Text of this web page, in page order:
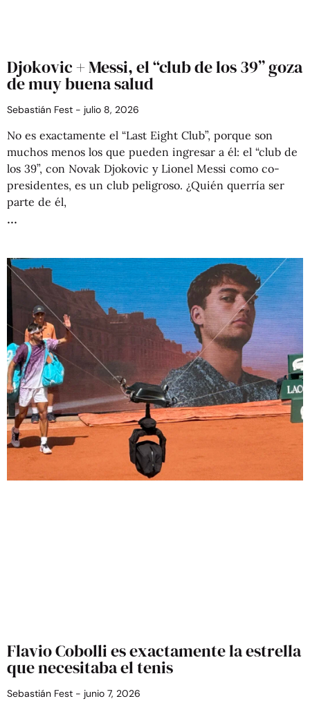
Djokovic + Messi, el “club de los 39” goza
de muy buena salud
Sebastián Fest julio 8, 2026
No es exactamente el “Last Eight Club”, porque son
muchos menos los que pueden ingresar a él: el “club de
los 39”, con Novak Djokovic y Lionel Messi como co-
presidentes, es un club peligroso. ¿Quién querría ser
parte de él,
Flavio Cobolli es exactamente la estrella
que necesitaba el tenis
Sebastián Fest junio 7, 2026